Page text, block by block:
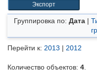
Группировка по: Дата|
Перейти к: 2013 | 2012
Количество объектов: 4